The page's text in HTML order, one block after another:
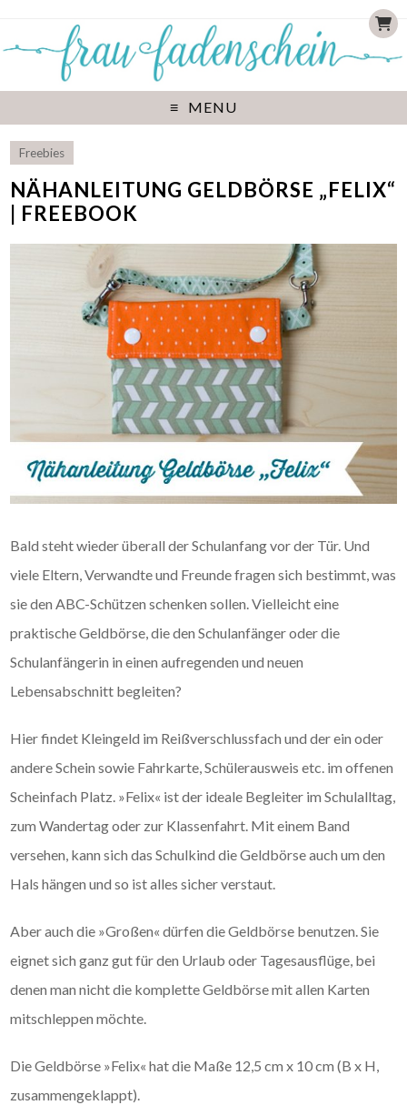
MENU
Freebies
NÄHANLEITUNG GELDBÖRSE „FELIX“
| FREEBOOK
Bald steht wieder überall der Schulanfang vor der Tür. Und
viele Eltern, Verwandte und Freunde fragen sich bestimmt, was
sie den ABC-Schützen schenken sollen. Vielleicht eine
praktische Geldbörse, die den Schulanfänger oder die
Schulanfängerin in einen aufregenden und neuen
Lebensabschnitt begleiten?
Hier findet Kleingeld im Reißverschlussfach und der ein oder
andere Schein sowie Fahrkarte, Schülerausweis etc. im offenen
Scheinfach Platz. »Felix« ist der ideale Begleiter im Schulalltag,
zum Wandertag oder zur Klassenfahrt. Mit einem Band
versehen, kann sich das Schulkind die Geldbörse auch um den
Hals hängen und so ist alles sicher verstaut.
Aber auch die »Großen« dürfen die Geldbörse benutzen. Sie
eignet sich ganz gut für den Urlaub oder Tagesausflüge, bei
denen man nicht die komplette Geldbörse mit allen Karten
mitschleppen möchte.
Die Geldbörse »Felix« hat die Maße 12,5 cm x 10 cm (B x H,
zusammengeklappt).